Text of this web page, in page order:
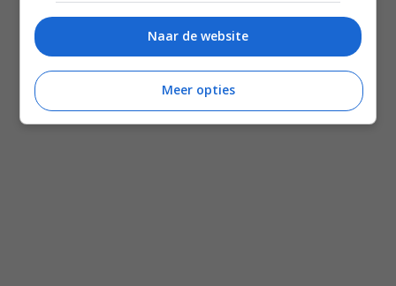
Salade recepten
Gezonde recepten
Meal prep recepten
Makkelijke recepten
Naar de website
Meer opties